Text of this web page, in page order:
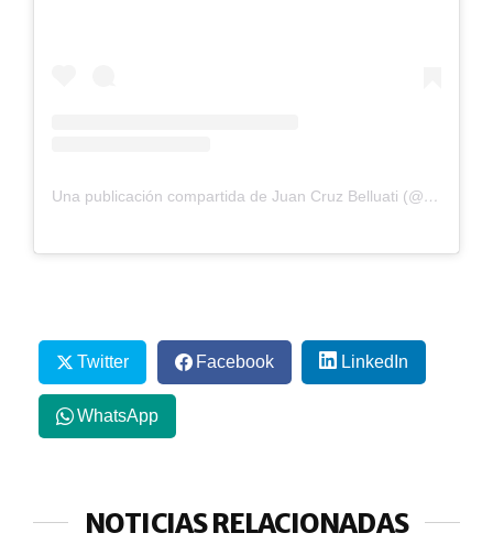
Una publicación compartida de Juan Cruz Belluati (@jc_belluati93)
Twitter Facebook LinkedIn
WhatsApp
NOTICIAS RELACIONADAS